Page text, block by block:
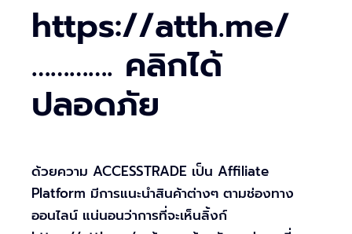
https://atth.me/
…………. คลิกได้
ปลอดภัย
ด้วยความ ACCESSTRADE เป็น Affiliate
Platform มีการแนะนำสินค้าต่างๆ ตามช่องทาง
ออนไลน์ แน่นอนว่าการที่จะเห็นลิ้งก์